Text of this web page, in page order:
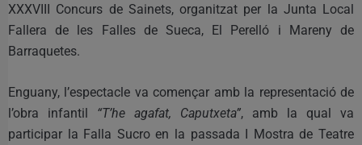
XXXVIII Concurs de Sainets, organitzat per la Junta Local
Fallera de les Falles de Sueca, El Perelló i Mareny de
Barraquetes.
Enguany, l’espectacle va començar amb la representació de
l’obra infantil “T’he agafat, Caputxeta”, amb la qual va
participar la Falla Sucro en la passada I Mostra de Teatre